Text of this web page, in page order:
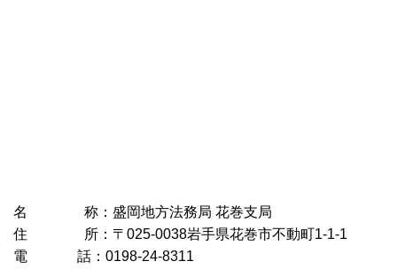
名 称：盛岡地方法務局 花巻支局
住 所：〒025-0038岩手県花巻市不動町1-1-1
電 話：0198-24-8311